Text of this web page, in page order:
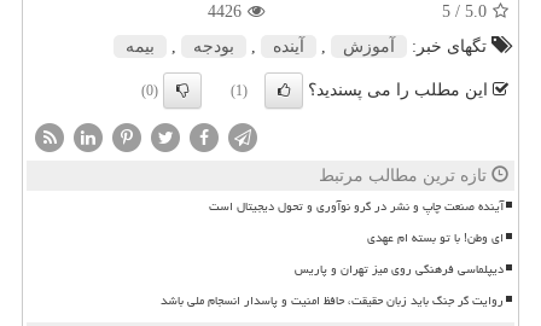
5.0
/ 5
4426
تگهای خبر:
آموزش آینده بودجه بیمه
این مطلب را می پسندید؟ (1)
(0)
تازه ترین مطالب مرتبط
آینده صنعت چاپ و نشر در گرو نوآوری و تحول دیجیتال است
ای وطن! با تو بسته ام عهدی
دیپلماسی فرهنگی روی میز تهران و پاریس
روایت گر جنگ باید زبان حقیقت، حافظ امنیت و پاسدار انسجام ملی باشد